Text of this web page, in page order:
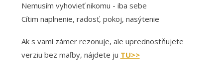
Nemusím vyhovieť nikomu - iba sebe
Cítim naplnenie, radosť, pokoj, nasýtenie
Ak s vami zámer rezonuje, ale uprednostňujete
verziu bez maľby, nájdete ju TU>>